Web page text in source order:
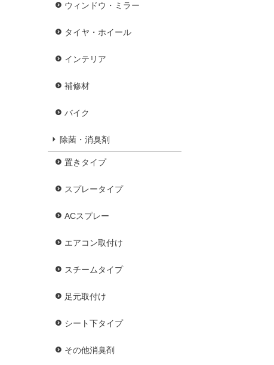
ウィンドウ・ミラー
タイヤ・ホイール
インテリア
補修材
バイク
除菌・消臭剤
置きタイプ
スプレータイプ
ACスプレー
エアコン取付け
スチームタイプ
足元取付け
シート下タイプ
その他消臭剤